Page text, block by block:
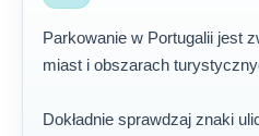
Parkowanie w Portugalii jest
miast i obszarach
Dokładnie sprawdzaj znaki